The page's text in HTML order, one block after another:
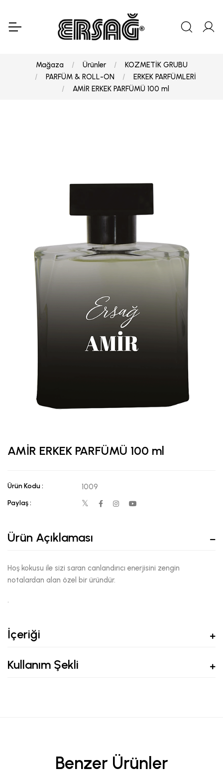
Mağaza Ürünler
KOZMETİK GRUBU
PARFÜM & ROLL-ON
ERKEK PARFÜMLERİ
AMİR ERKEK PARFÜMÜ 100 ml
AMİR ERKEK PARFÜMÜ 100 ml
Ürün Kodu : 1009
Paylaş :
Ürün Açıklaması
Hoş kokusu ile sizi saran canlandırıcı enerjisini zengin
notalardan alan özel bir üründür.
.
İçeriği
Kullanım Şekli
Benzer Ürünler